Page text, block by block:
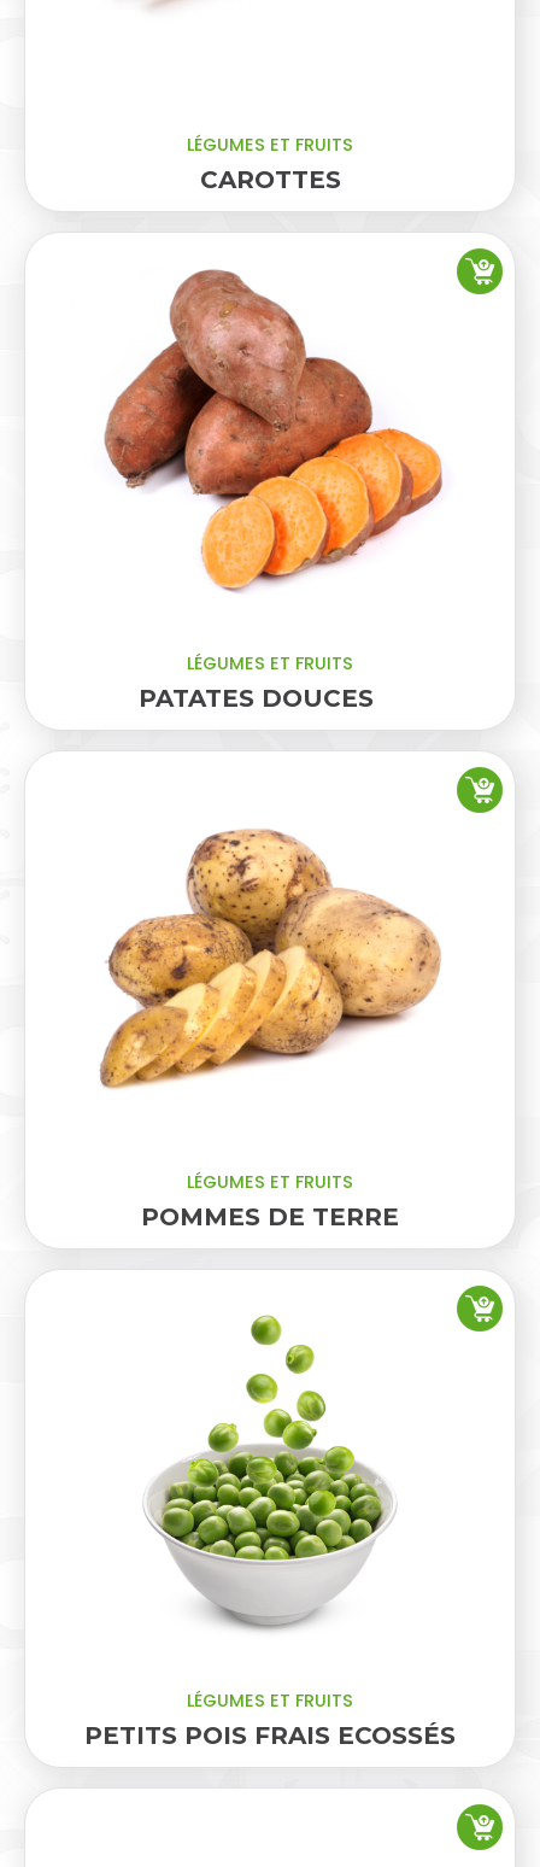
LÉGUMES ET FRUITS
CAROTTES
LÉGUMES ET FRUITS
PATATES DOUCES
LÉGUMES ET FRUITS
POMMES DE TERRE
LÉGUMES ET FRUITS
PETITS POIS FRAIS ECOSSÉS